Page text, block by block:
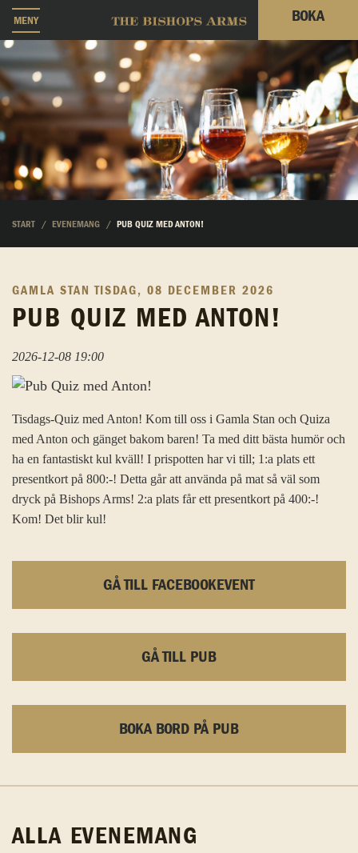
MENY BOKA
START EVENEMANG PUB QUIZ MED ANTON!
GAMLA STAN TISDAG, 08 DECEMBER 2026
PUB QUIZ MED ANTON!
2026-12-08 19:00
Tisdags-Quiz med Anton! Kom till oss i Gamla Stan och Quiza
med Anton och gänget bakom baren! Ta med ditt bästa humör och
ha en fantastiskt kul kväll! I prispotten har vi till; 1:a plats ett
presentkort på 800:-! Detta går att använda på mat så väl som
dryck på Bishops Arms! 2:a plats får ett presentkort på 400:-!
Kom! Det blir kul!
GÅ TILL FACEBOOKEVENT
GÅ TILL PUB
BOKA BORD PÅ PUB
ALLA EVENEMANG